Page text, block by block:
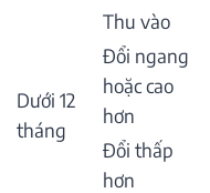
Dưới 12
tháng
Thu vào
Đổi ngang
hoặc cao
hơn
Đổi thấp
hơn